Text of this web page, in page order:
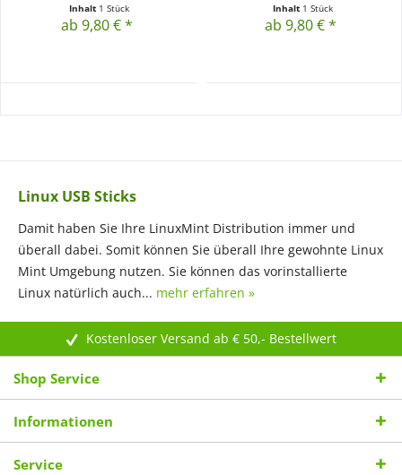
Inhalt 1 Stück
ab 9,80 € *
Inhalt 1 Stück
ab 9,80 € *
Linux USB Sticks
Damit haben Sie Ihre LinuxMint Distribution immer und
überall dabei. Somit können Sie überall Ihre gewohnte Linux
Mint Umgebung nutzen. Sie können das vorinstallierte
Linux natürlich auch... mehr erfahren »
Kostenloser Versand ab € 50,- Bestellwert
Shop Service
Informationen
Service